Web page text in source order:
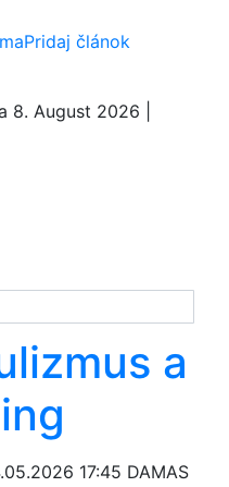
Pridaj článok
8. August 2026 |
a
17:45 DAMAS